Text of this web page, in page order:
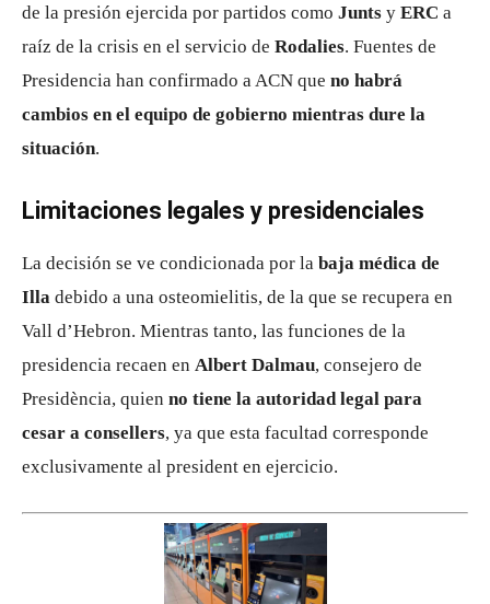
de la presión ejercida por partidos como Junts y ERC a
raíz de la crisis en el servicio de Rodalies. Fuentes de
Presidencia han confirmado a ACN que no habrá
cambios en el equipo de gobierno mientras dure la
situación.
Limitaciones legales y presidenciales
La decisión se ve condicionada por la baja médica de
Illa debido a una osteomielitis, de la que se recupera en
Vall d’Hebron. Mientras tanto, las funciones de la
presidencia recaen en Albert Dalmau, consejero de
Presidència, quien no tiene la autoridad legal para
cesar a consellers, ya que esta facultad corresponde
exclusivamente al president en ejercicio.